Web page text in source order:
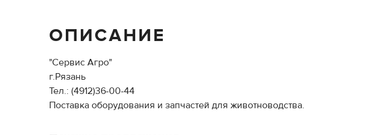
ОПИСАНИЕ
"Сервис Агро"
г.Рязань
Тел.: (4912)36-00-44
Поставка оборудования и запчастей для животноводства.